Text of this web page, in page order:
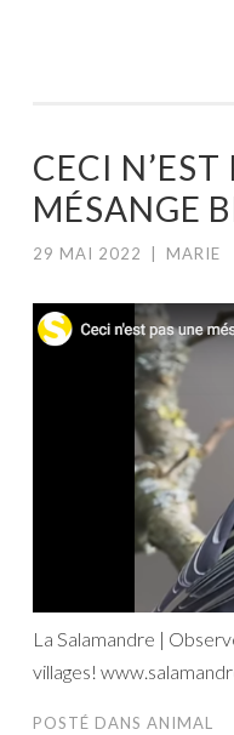
CECI N’EST
MÉSANGE
29 MAI 2022 MARIE
La Salamandre |
villages!
POSTÉ DANS ANIMAL